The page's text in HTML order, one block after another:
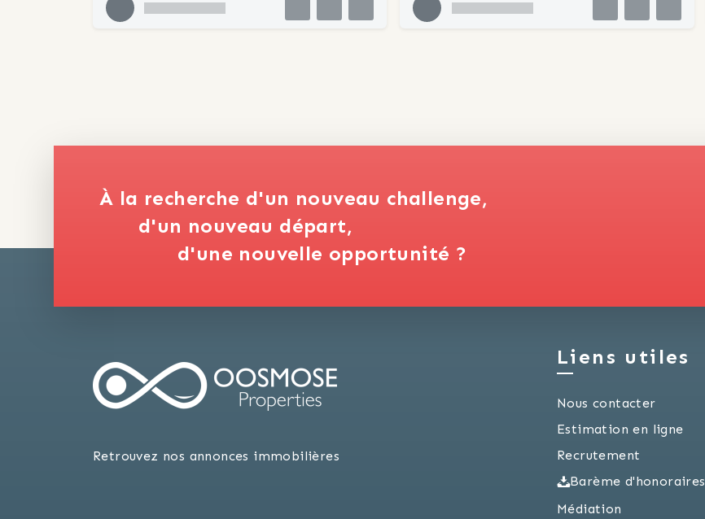
À la recherche d'un nouveau challenge,
d'un nouveau départ,
d'une nouvelle opportunité ?
Retrouvez nos annonces immobilières
Liens utiles
Nous contacter
Estimation en ligne
Recrutement
Barème d'honoraires
Médiation